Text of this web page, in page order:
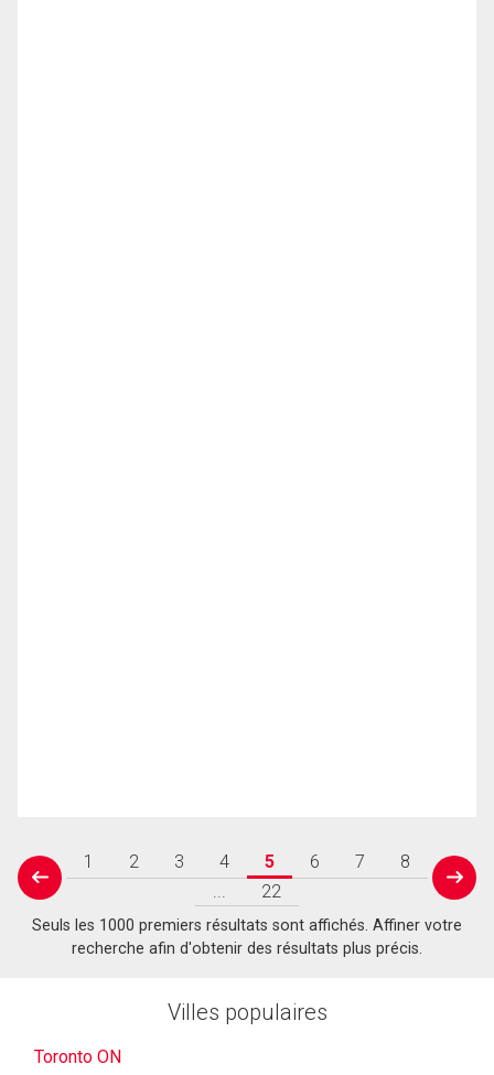
prev
1 2 3 4 5 6 7
8
22 next
Seuls les 1000 premiers résultats sont affichés. Affiner votre
recherche afin d'obtenir des résultats plus précis.
Villes populaires
Toronto ON